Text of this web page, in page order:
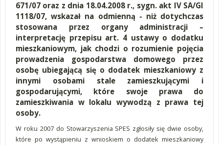
671/07 oraz z dnia 18.04.2008 r., sygn. akt IV SA/GI
1118/07, wskazał na odmienną - niż dotychczas
stosowana przez organy administracji –
interpretację przepisu art. 4 ustawy o dodatku
mieszkaniowym, jak chodzi o rozumienie pojęcia
prowadzenia gospodarstwa domowego przez
osobę ubiegającą się o dodatek mieszkaniowy z
innymi osobami stale zamieszkującymi i
gospodarującymi, które swoje prawa do
zamieszkiwania w lokalu wywodzą z prawa tej
osoby.
W roku 2007 do Stowarzyszenia SPES zgłosiły się dwie osoby,
które po wystąpieniu z wnioskiem o dodatek mieszkaniowy